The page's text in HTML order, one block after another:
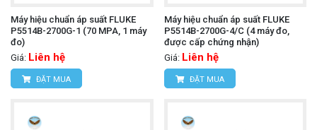
Máy hiệu chuẩn áp suất FLUKE
P5514B-2700G-1 (70 MPA, 1 máy
đo)
Giá: Liên hệ
ĐẶT MUA
Máy hiệu chuẩn áp suất FLUKE
P5514B-2700G-4/C (4 máy đo,
được cấp chứng nhận)
Giá: Liên hệ
ĐẶT MUA